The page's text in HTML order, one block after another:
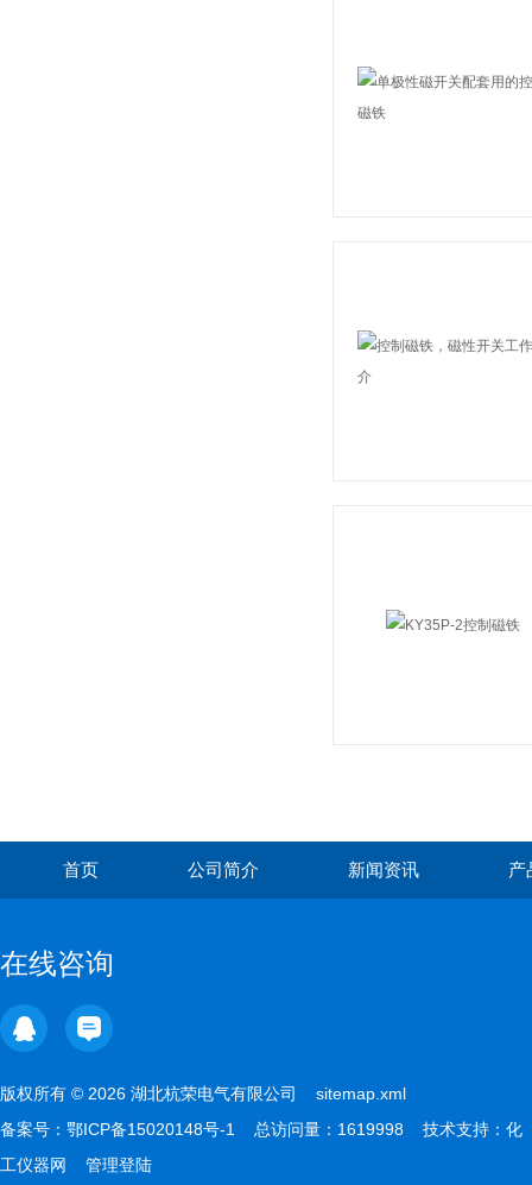
首页 公司简介 新闻资讯 产
在线咨询
版权所有 © 2026 湖北杭荣电气有限公司 sitemap.xml
备案号： 鄂ICP备15020148号-1 总访问量：1619998 技术支持： 化
工仪器网
管理登陆